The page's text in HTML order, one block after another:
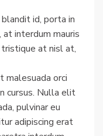
id, porta in
interdum mauris
at nisl at,
malesuada orci
cursus. Nulla elit
pulvinar eu
adipiscing erat